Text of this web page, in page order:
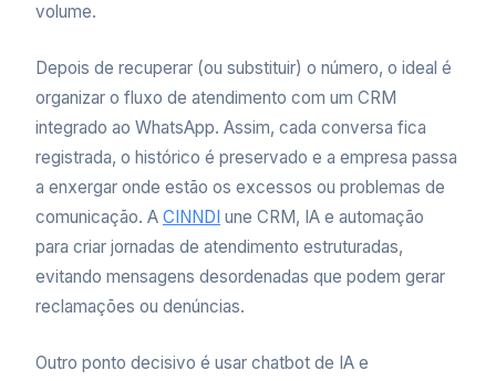
volume.
Depois de recuperar (ou substituir) o número, o ideal é
organizar o fluxo de atendimento com um CRM
integrado ao WhatsApp. Assim, cada conversa fica
registrada, o histórico é preservado e a empresa passa
a enxergar onde estão os excessos ou problemas de
comunicação. A CINNDI une CRM, IA e automação
para criar jornadas de atendimento estruturadas,
evitando mensagens desordenadas que podem gerar
reclamações ou denúncias.
Outro ponto decisivo é usar chatbot de IA e